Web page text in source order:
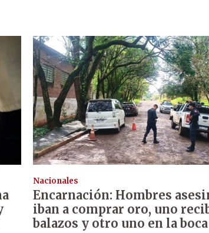
Nacionales
Encarnación: Hombres
iban a comprar oro, uno
balazos y otro uno en la boca